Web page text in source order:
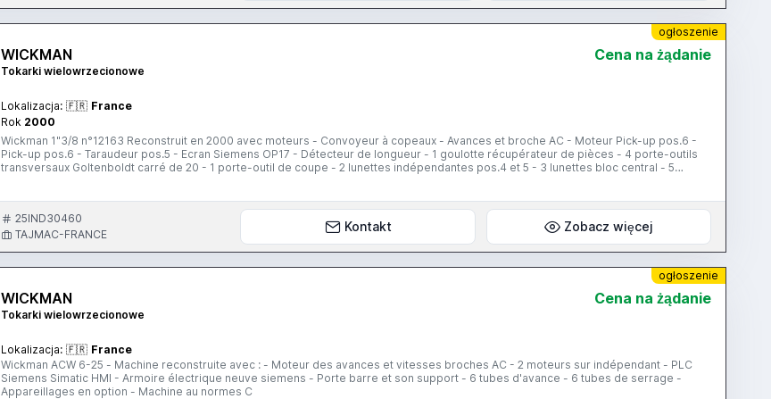
ogłoszenie
WICKMAN
Tokarki wielowrzecionowe
Cena na żądanie
Lokalizacja: 🇫🇷 France
Rok 2000
Wickman 1"3/8 n°12163 Reconstruit en 2000 avec moteurs - Convoyeur à copeaux - Avances et broche AC - Moteur Pick-up pos.6 -
Pick-up pos.6 - Taraudeur pos.5 - Ecran Siemens OP17 - Détecteur de longueur - 1 goulotte récupérateur de pièces - 4 porte-outils
transversaux Goltenboldt carré de 20 - 1 porte-outil de coupe - 2 lunettes indépendantes pos.4 et 5 - 3 lunettes bloc central - 5
25IND30460
TAJMAC-FRANCE
Kontakt Zobacz więcej
ogłoszenie
WICKMAN
Tokarki wielowrzecionowe
Cena na żądanie
Lokalizacja: 🇫🇷 France
Wickman ACW 6-25 - Machine reconstruite avec : - Moteur des avances et vitesses broches AC - 2 moteurs sur indépendant - PLC
Siemens Simatic HMI - Armoire électrique neuve siemens - Porte barre et son support - 6 tubes d'avance - 6 tubes de serrage -
Appareillages en option - Machine au normes C